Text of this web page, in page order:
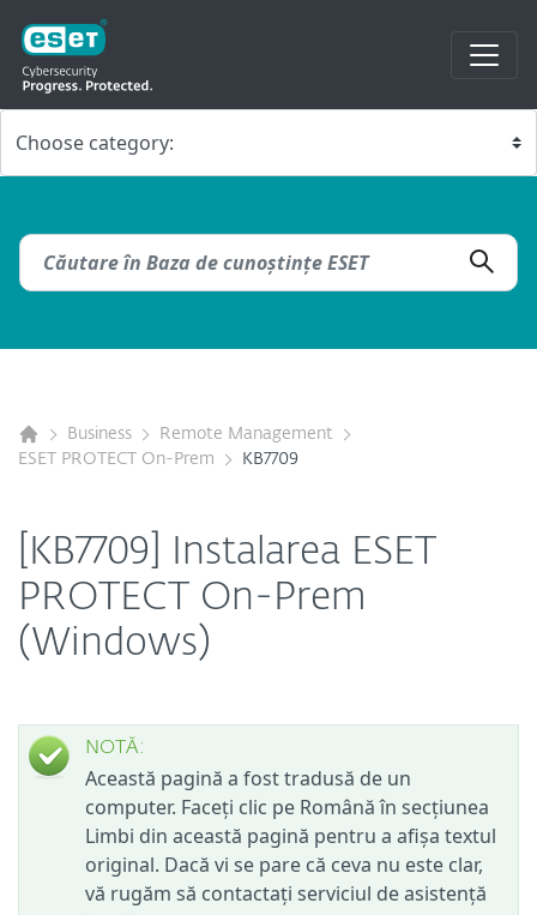
Business
Remote Management
ESET PROTECT On-Prem
KB7709
[KB7709] Instalarea ESET
PROTECT On-Prem
(Windows)
NOTĂ:
Această pagină a fost tradusă de un
computer. Faceți clic pe Română în secțiunea
Limbi din această pagină pentru a afișa textul
original. Dacă vi se pare că ceva nu este clar,
vă rugăm să contactați serviciul de asistență